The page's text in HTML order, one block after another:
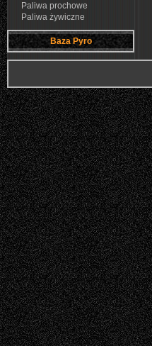
Paliwa prochowe
Paliwa żywiczne
Baza Pyro